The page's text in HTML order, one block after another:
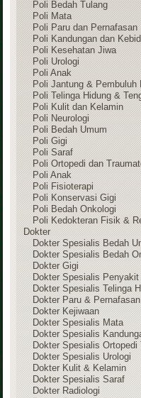
Poli Bedah Tulang
Poli Mata
Poli Paru dan Pernafasan
Poli Kandungan dan
Poli Kesehatan Jiwa
Poli Urologi
Poli Anak
Poli Jantung & Pembuluh
Poli Telinga Hidung &
Poli Kulit dan Kelamin
Poli Neurologi
Poli Bedah Umum
Poli Gigi
Poli Saraf
Poli Ortopedi dan
Poli Anak
Poli Fisioterapi
Poli Konservasi Gigi
Poli Bedah Onkologi
Poli Kedokteran Fisik &
Dokter
Dokter Spesialis Bedah
Dokter Spesialis Bedah
Dokter Gigi
Dokter Spesialis Penyakit
Dokter Spesialis Telinga
Dokter Paru & Pernafasan
Dokter Kejiwaan
Dokter Spesialis Mata
Dokter Spesialis
Dokter Spesialis Ortopedi
Dokter Spesialis Urologi
Dokter Kulit & Kelamin
Dokter Spesialis Saraf
Dokter Radiologi